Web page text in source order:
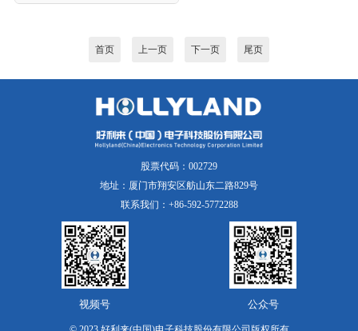
首页 上一页 下一页 尾页
股票代码：002729
地址：厦门市翔安区舫山东二路829号
联系我们：+86-592-5772288
视频号 公众号